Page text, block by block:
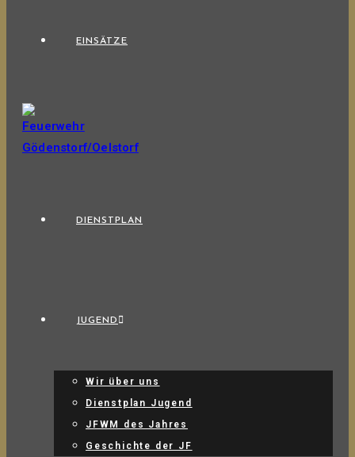
EINSÄTZE
DIENSTPLAN
JUGEND
Wir über uns
Dienstplan Jugend
JFWM des Jahres
Geschichte der JF